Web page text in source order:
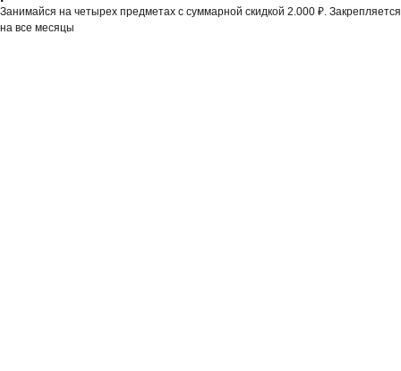
Занимайся на четырех предметах с суммарной скидкой 2.000 ₽. Закрепляется
на все месяцы